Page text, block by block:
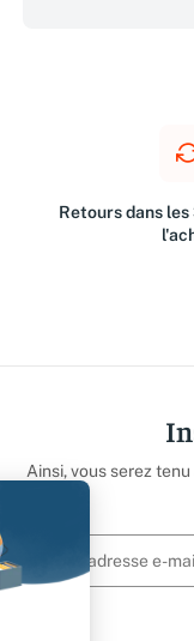
Retours dans
Ainsi, vous serez